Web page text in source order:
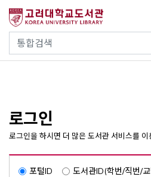
건
통합검색
사이트내 검색
로그인
로그인을 하시면 더 많은 도서관 서비스를 이
포털ID 도서관ID(학번/직번/